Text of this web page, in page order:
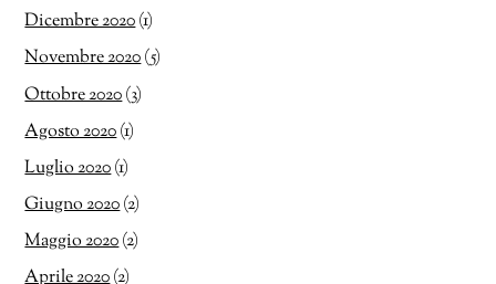
Dicembre 2020(1)
Novembre 2020(5)
Ottobre 2020(3)
Agosto 2020(1)
Luglio 2020(1)
Giugno 2020(2)
Maggio 2020(2)
Aprile 2020(2)